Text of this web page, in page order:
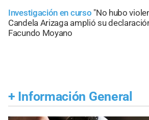
Investigación en curso "No hubo
Candela Arizaga amplió su
Facundo Moyano
+ Información General